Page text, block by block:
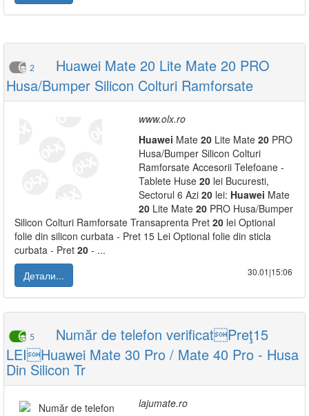
2
Huawei Mate 20 Lite Mate 20 PRO
Husa/Bumper Silicon Colturi Ramforsate
www.olx.ro
Huawei Mate 20 Lite Mate 20 PRO
Husa/Bumper Silicon Colturi
Ramforsate Accesorii Telefoane -
Tablete Huse 20 lei Bucuresti,
Sectorul 6 Azi 20 lei: Huawei Mate
20 Lite Mate 20 PRO Husa/Bumper
Silicon Colturi Ramforsate Transaprenta Pret 20 lei Optional
folie din silicon curbata - Pret 15 Lei Optional folie din sticla
curbata - Pret 20 - ...
Детали...
30.01|15:06
5
Număr de telefon verificatPreţ15
LEIHuawei Mate 30 Pro / Mate 40 Pro - Husa
Din Silicon Tr
lajumate.ro